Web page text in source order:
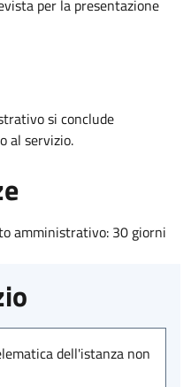
per la presentazione
si conclude
al servizio.
amministrativo: 30 giorni
dell'istanza non